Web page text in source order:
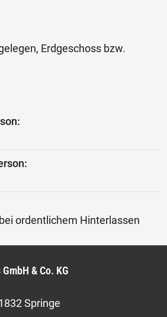
Erdgeschoss bzw.
ordentlichem Hinterlassen
& Co. KG
Springe